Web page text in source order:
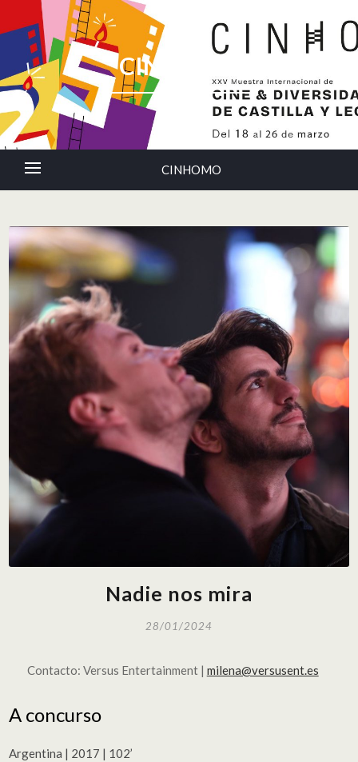
CINHOMO
CINHOMO
Nadie nos mira
28/01/2024
Contacto: Versus Entertainment | milena@versusent.es
A concurso
Argentina | 2017 | 102’